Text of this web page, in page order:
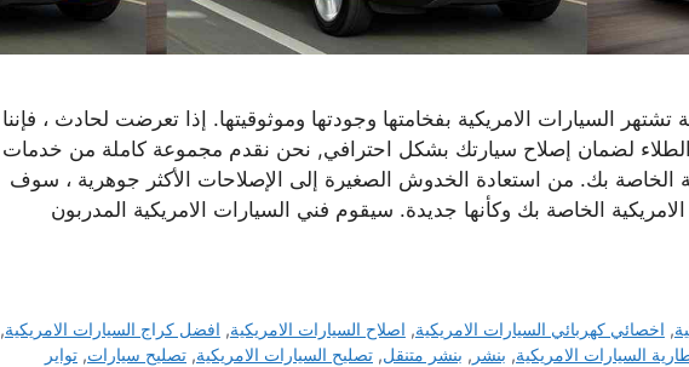
تشتهر السيارات الامريكية بفخامتها وجودتها وموثوقيتها. إذا تعرضت لحادث ، فإننا
لضمان إصلاح سيارتك بشكل احترافي, نحن نقدم مجموعة كاملة من خدمات
الخاصة بك. من استعادة الخدوش الصغيرة إلى الإصلاحات الأكثر جوهرية ، سوف
الخاصة بك وكأنها جديدة. سيقوم فني السيارات الامريكية المدربون
, اخصائي كهربائي السيارات الامريكية, اصلاح السيارات الامريكية, افضل كراج السيارات الامريكية,
السيارات الامريكية, بنشر , بنشر متنقل, تصليح السيارات الامريكية, تصليح سيارات, تواير